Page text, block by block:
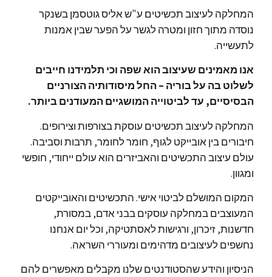
המחלקה לעיצוב תכשיטים ע"ש אליס גוטסמן בשנקר
נוסדה מתוך חזון ומטרה לגשר על הפער שבין אמנות
לתעשייה.
אנו מאמינים שעיצוב הוא שפה וכי תלמידנו חייבים
לשלוט בה על בוריה – החל מיסודותיה הצורניים
הבסיסיים, עד לביטוייה המושגיים המעודנים ביותר.
המחלקה לעיצוב תכשיטים עוסקת בצורפות וצירופים.
חיבורים בין אובייקט לגוף, חומר לחומר, תרבות וסביבה.
עולם עיצוב התכשיטים והאביזרים הוא עולם ייחודי, חופשי
ומגוון.
המקום המושלם לביטוי אישי. התכשיטים והאובייקטים
המעוצבים במחלקה עוסקים בבני אדם, במסורת,
חדשנות, זיכרון, ורגישות לאסתטיקה, וכל יום אנחנו
נחשפים לעיצובים מדהימים ומעוררי השראה.
הניסיון והידע שהסטודנטים שלנו מקבלים מאפשרים להם